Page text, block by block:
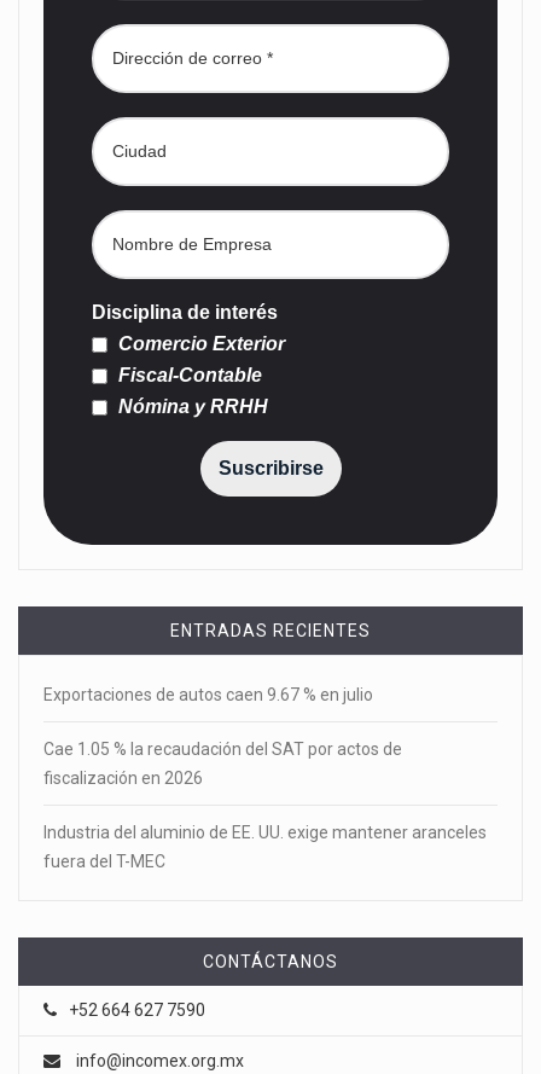
Disciplina de interés
Comercio Exterior
Fiscal-Contable
Nómina y RRHH
Suscribirse
ENTRADAS RECIENTES
Exportaciones de autos caen 9.67 % en julio
Cae 1.05 % la recaudación del SAT por actos de
fiscalización en 2026
Industria del aluminio de EE. UU. exige mantener aranceles
fuera del T-MEC
CONTÁCTANOS
+52 664 627 7590
info@incomex.org.mx